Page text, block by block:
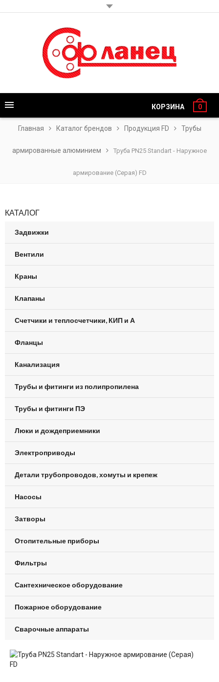
КОРЗИНА 0
Главная Каталог брендов Продукция FD Трубы
армированные алюминием Труба PN25 Standart - Наружное
армирование (Серая) FD
КАТАЛОГ
Задвижки
Вентили
Краны
Клапаны
Счетчики и теплосчетчики, КИП и А
Фланцы
Канализация
Трубы и фитинги из полипропилена
Трубы и фитинги ПЭ
Люки и дождеприемники
Электроприводы
Детали трубопроводов, хомуты и крепеж
Насосы
Затворы
Отопительные приборы
Фильтры
Сантехническое оборудование
Пожарное оборудование
Сварочные аппараты